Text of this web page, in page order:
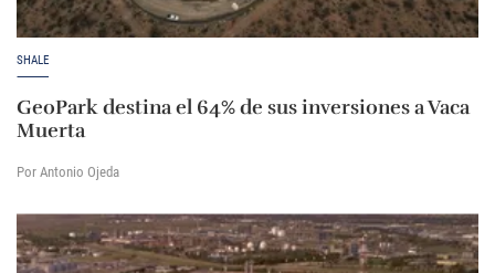
SHALE
GeoPark destina el 64% de sus inversiones a Vaca
Muerta
Por Antonio Ojeda